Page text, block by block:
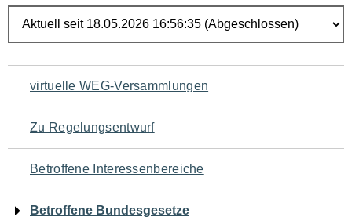
Navigation
für
den
Seiteninhalt
virtuelle WEG-Versammlungen
Zu Regelungsentwurf
Betroffene Interessenbereiche
Betroffene Bundesgesetze